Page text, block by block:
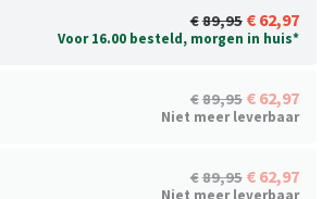
89,95 62,97
Voor 16.00 besteld, morgen in huis*
89,95 62,97
Niet meer leverbaar
89,95 62,97
Niet meer leverbaar